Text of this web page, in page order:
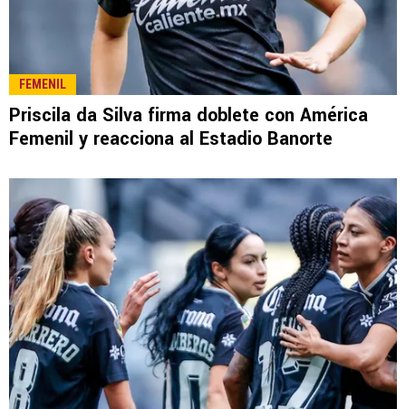
FEMENIL
Priscila da Silva firma doblete con América
Femenil y reacciona al Estadio Banorte